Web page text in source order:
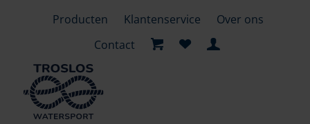
Producten Klantenservice
Over ons
Contact